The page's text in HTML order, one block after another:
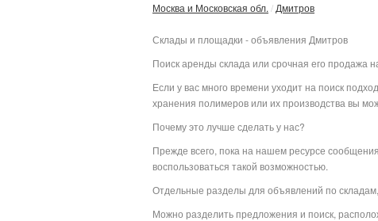
Москва и Московская обл. Дмитров
Склады и площадки - объявления Дмитров
Поиск аренды склада или срочная его продажа
Если у вас много времени уходит на поиск
хранения полимеров или их производства вы
Почему это лучше сделать у нас?
Прежде всего, пока на нашем ресурсе
воспользоваться такой возможностью.
Отдельные разделы для объявлений по
Можно разделить предложения и поиск,